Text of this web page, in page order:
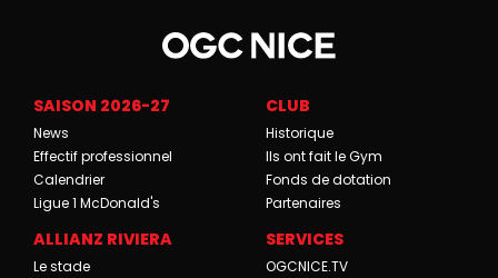
SAISON 2026-27
News
Effectif professionnel
Calendrier
Ligue 1 McDonald's
CLUB
Historique
Ils ont fait le Gym
Fonds de dotation
Partenaires
ALLIANZ RIVIERA
Le stade
SERVICES
OGCNICE.TV